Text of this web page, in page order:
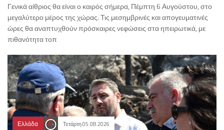
Γενικά αίθριος θα είναι ο καιρός σήμερα, Πέμπτη 6 Αυγούστου, στο
μεγαλύτερο μέρος της χώρας. Τις μεσημβρινές και απογευματινές
ώρες θα αναπτυχθούν πρόσκαιρες νεφώσεις στα ηπειρωτικά, με
πιθανότητα τοπ
Ελλάδα Τετάρτη 05.08.2026